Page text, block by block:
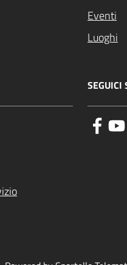
Eventi
Luoghi
SEGUICI